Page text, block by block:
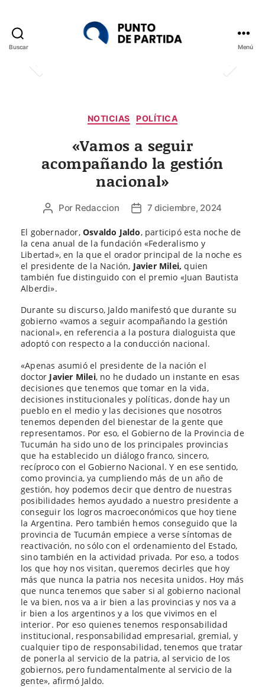
Buscar Menú
Categorías
NOTICIAS POLÍTICA
«Vamos a seguir
acompañando la gestión
nacional»
Autor
la
entrada
Por Redaccion
Fecha
la
entrada
7 diciembre, 2024
El gobernador, Osvaldo Jaldo, participó esta noche de
la cena anual de la fundación «Federalismo y
Libertad», en la que el orador principal de la noche es
el presidente de la Nación, Javier Milei, quien
también fue distinguido con el premio «Juan Bautista
Alberdi».
Durante su discurso, Jaldo manifestó que durante su
gobierno «vamos a seguir acompañando la gestión
nacional», en referencia a la postura dialoguista que
adoptó con respecto a la conducción nacional.
«Apenas asumió el presidente de la nación el
doctor Javier Milei, no he dudado un instante en esas
decisiones que tenemos que tomar en la vida,
decisiones institucionales y políticas, donde hay un
pueblo en el medio y las decisiones que nosotros
tenemos dependen del bienestar de la gente que
representamos. Por eso, el Gobierno de la Provincia de
Tucumán ha sido uno de los principales provincias
que ha establecido un diálogo franco, sincero,
recíproco con el Gobierno Nacional. Y en ese sentido,
como provincia, ya cumpliendo más de un año de
gestión, hoy podemos decir que dentro de nuestras
posibilidades hemos ayudado a nuestro presidente a
conseguir los logros macroeconómicos que hoy tiene
la Argentina. Pero también hemos conseguido que la
provincia de Tucumán empiece a verse síntomas de
reactivación, no sólo con el ordenamiento del Estado,
sino también en la actividad privada. Por eso, a todos
los que hoy nos visitan, queremos decirles que hoy
más que nunca la patria nos necesita unidos. Hoy más
que nunca tenemos que saber si al gobierno nacional
le va bien, nos va a ir bien a las provincias y nos va a
ir bien a los argentinos y a los que vivimos en el
interior. Por eso quienes tenemos responsabilidad
institucional, responsabilidad empresarial, gremial, y
cualquier tipo de responsabilidad, tenemos que tratar
de ponerla al servicio de la patria, al servicio de los
gobiernos, pero fundamentalmente al servicio de la
gente», afirmó Jaldo.